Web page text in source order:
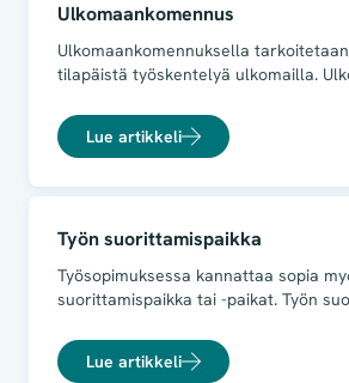
myös työsuhteen päättymisen jälkeen.
Ulkomaankomennus
Ulkomaankomennuksella
tilapäistä työskentelyä ulkomailla.
Lue artikkeli
Työn suorittamispaikka
Työsopimuksessa kannattaa sopia
suorittamispaikka tai -paikat. Työn
usealla paikkakunnalla. Näin ei synny
siitä, mikä on työntekijän varsinainen
Lue artikkeli